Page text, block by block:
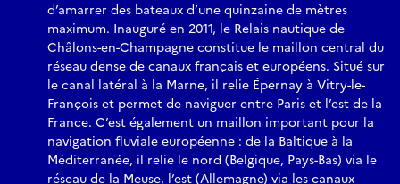
d’amarrer des bateaux d’une quinzaine de mètres
maximum. Inauguré en 2011, le Relais nautique de
Châlons-en-Champagne constitue le maillon central du
réseau dense de canaux français et européens. Situé sur
le canal latéral à la Marne, il relie Épernay à Vitry-le-
François et permet de naviguer entre Paris et l’est de la
France. C’est également un maillon important pour la
navigation fluviale européenne : de la Baltique à la
Méditerranée, il relie le nord (Belgique, Pays-Bas) via le
réseau de la Meuse, l’est (Allemagne) via les canaux